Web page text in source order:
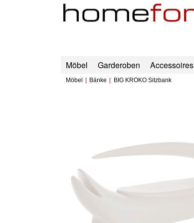
Möbel Garderoben Accessoires
Möbel Bänke BIG KROKO Sitzbank